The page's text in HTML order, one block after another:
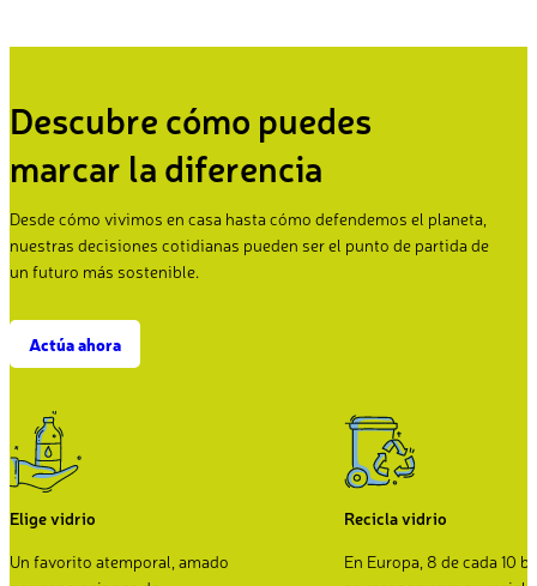
Descubre cómo puedes
marcar la diferencia
Desde cómo vivimos en casa hasta cómo defendemos el planeta,
nuestras decisiones cotidianas pueden ser el punto de partida de
un futuro más sostenible.
Actúa ahora
Elige vidrio
Un favorito atemporal, amado
Recicla vidrio
En Europa, 8 de cada 10